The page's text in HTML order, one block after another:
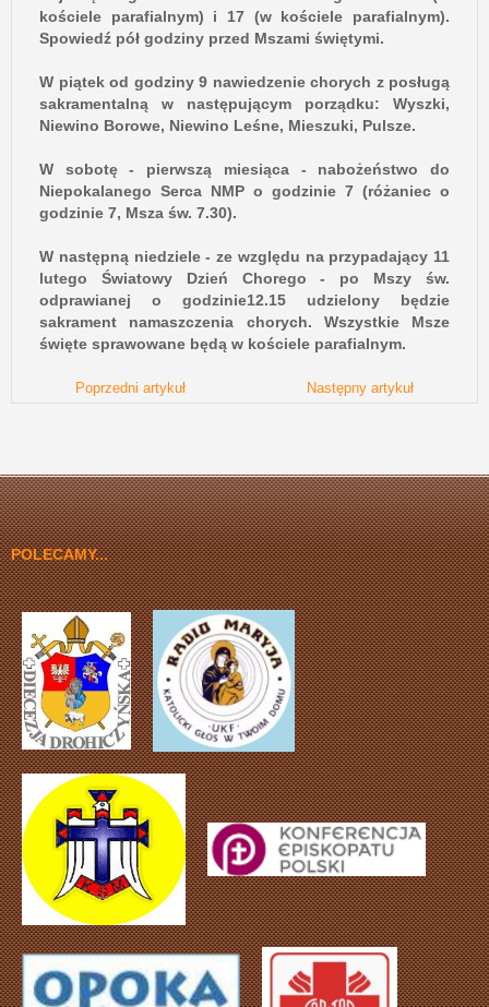
kościele parafialnym) i 17 (w kościele parafialnym).
Spowiedź pół godziny przed Mszami świętymi.
W piątek od godziny 9 nawiedzenie chorych z posługą
sakramentalną w następującym porządku: Wyszki,
Niewino Borowe, Niewino Leśne, Mieszuki, Pulsze.
W sobotę - pierwszą miesiąca - nabożeństwo do
Niepokalanego Serca NMP o godzinie 7 (różaniec o
godzinie 7, Msza św. 7.30).
W następną niedziele - ze względu na przypadający 11
lutego Światowy Dzień Chorego - po Mszy św.
odprawianej o godzinie12.15 udzielony będzie
sakrament namaszczenia chorych. Wszystkie Msze
święte sprawowane będą w kościele parafialnym.
Poprzedni artykuł Następny artykuł
POLECAMY...